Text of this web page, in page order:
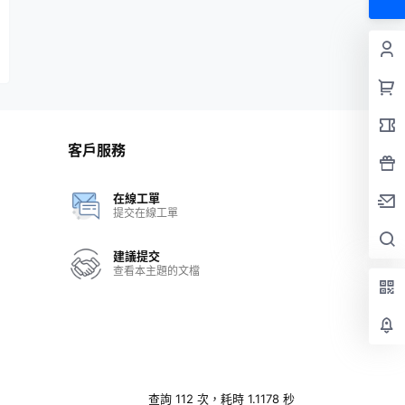
客戶服務
在線工單
提交在線工單
建議提交
查看本主題的文檔
查詢 112 次，耗時 1.1178 秒